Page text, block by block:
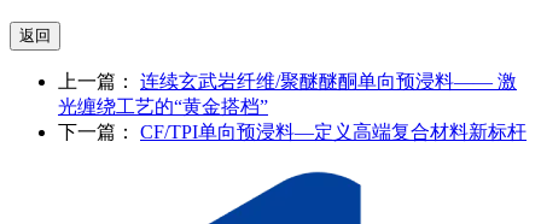
上一篇：
连续玄武岩纤维/聚醚醚酮单向预浸料—— 激
光缠绕工艺的“黄金搭档”
下一篇：
CF/TPI单向预浸料—定义高端复合材料新标杆